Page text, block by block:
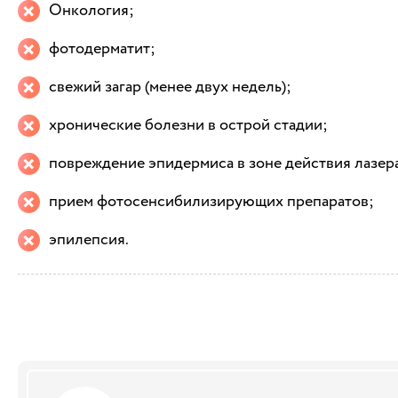
Онкология;
фотодерматит;
свежий загар (менее двух недель);
хронические болезни в острой стадии;
повреждение эпидермиса в зоне действия
прием фотосенсибилизирующих препаратов;
эпилепсия.